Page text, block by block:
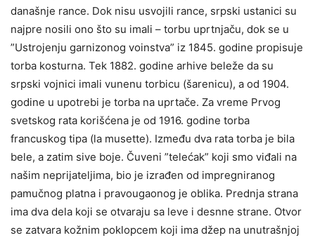
današnje rance. Dok nisu usvojili rance, srpski ustanici su
najpre nosili ono što su imali – torbu uprtnjaču, dok se u
”Ustrojenju garnizonog voinstva” iz 1845. godine propisuje
torba kosturna. Tek 1882. godine arhive beleže da su
srpski vojnici imali vunenu torbicu (šarenicu), a od 1904.
godine u upotrebi je torba na uprtače. Za vreme Prvog
svetskog rata korišćena je od 1916. godine torba
francuskog tipa (la musette). Između dva rata torba je bila
bele, a zatim sive boje. Čuveni ”telećak” koji smo viđali na
našim neprijateljima, bio je izrađen od impregniranog
pamučnog platna i pravougaonog je oblika. Prednja strana
ima dva dela koji se otvaraju sa leve i desnne strane. Otvor
se zatvara kožnim poklopcem koji ima džep na unutrašnjoj